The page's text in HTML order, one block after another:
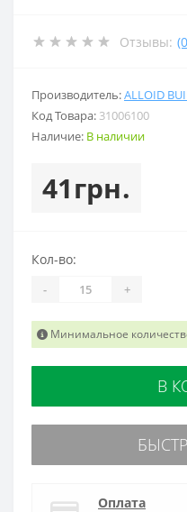
Отзывы:
Производитель:ALLOID
Код Товара: 31006100
Наличие: В наличии
41грн.
Кол-во:
- +
Минимальное
В
Оплата